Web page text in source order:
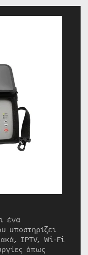
ένα
υποστηρίζει
IPTV, Wi-Fi
όπως